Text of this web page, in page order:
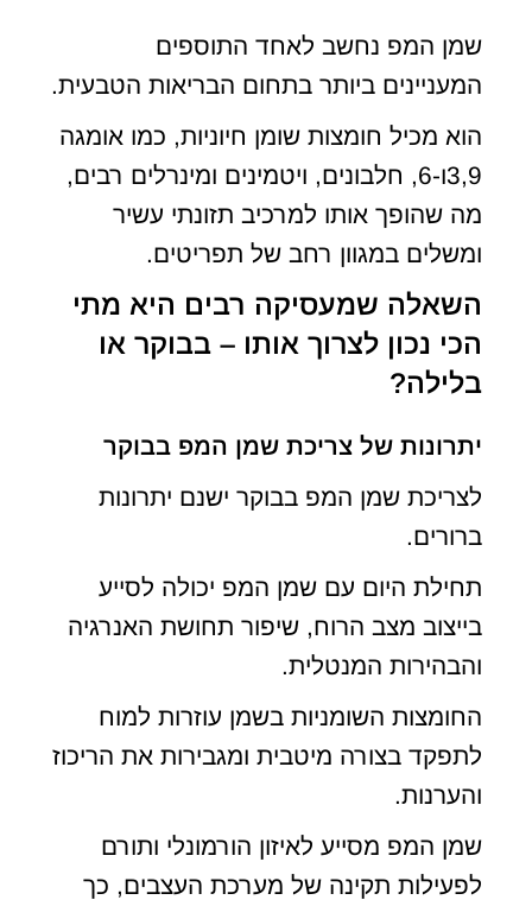
שמן המפ נחשב לאחד התוספים
המעניינים ביותר בתחום הבריאות הטבעית.
הוא מכיל חומצות שומן חיוניות, כמו אומגה
3,9ו-6, חלבונים, ויטמינים ומינרלים רבים,
מה שהופך אותו למרכיב תזונתי עשיר
ומשלים במגוון רחב של תפריטים.
השאלה שמעסיקה רבים היא מתי
הכי נכון לצרוך אותו – בבוקר או
בלילה?
יתרונות של צריכת שמן המפ בבוקר
לצריכת שמן המפ בבוקר ישנם יתרונות
ברורים.
תחילת היום עם שמן המפ יכולה לסייע
בייצוב מצב הרוח, שיפור תחושת האנרגיה
והבהירות המנטלית.
החומצות השומניות בשמן עוזרות למוח
לתפקד בצורה מיטבית ומגבירות את הריכוז
והערנות.
שמן המפ מסייע לאיזון הורמונלי ותורם
לפעילות תקינה של מערכת העצבים, כך